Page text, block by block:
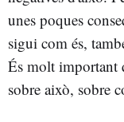
unes poques
sigui com és,
És molt important
sobre això, sobre